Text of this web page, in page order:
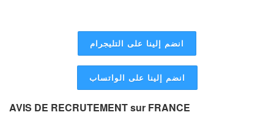
انضم إلينا على التليجرام
انضم إلينا على الواتساب
AVIS DE RECRUTEMENT sur FRANCE